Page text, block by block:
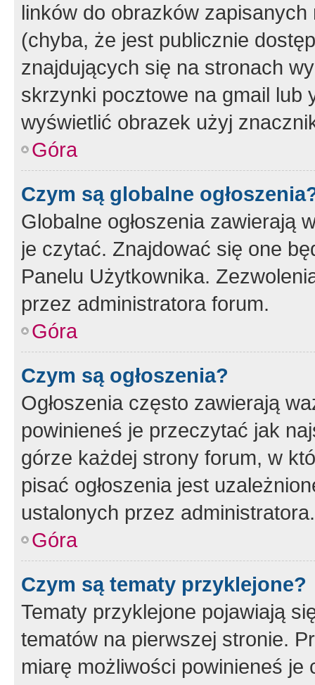
linków do obrazków
(chyba, że jest publicznie
znajdujących się na stronach
skrzynki pocztowe na gmail lub
wyświetlić obrazek użyj
Góra
Czym są globalne
Globalne ogłoszenia zawierają
je czytać. Znajdować się one
Panelu Użytkownika.
przez administratora forum.
Góra
Czym są ogłoszenia?
Ogłoszenia często zawierają
powinieneś je przeczytać jak
górze każdej strony forum, w
pisać ogłoszenia jest
ustalonych przez administratora.
Góra
Czym są tematy przyklejone?
Tematy przyklejone pojawiają
tematów na pierwszej stronie.
miarę możliwości powinieneś je